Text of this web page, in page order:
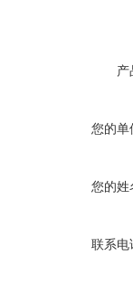
产
您的单
您的姓
联系电